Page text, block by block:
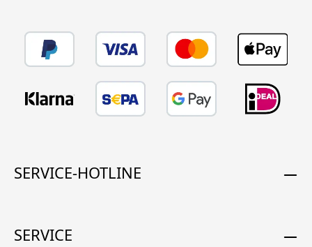
SERVICE-HOTLINE
SERVICE